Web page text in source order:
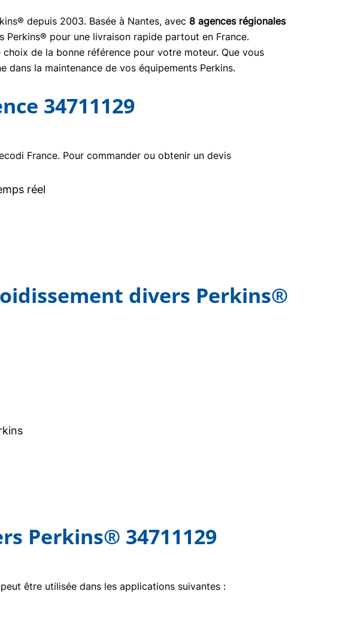
depuis 2003. Basée à Nantes, avec 8 agences régionales
pour une livraison rapide partout en France.
de la bonne référence pour votre moteur. Que vous
dans la maintenance de vos équipements Perkins.
34711129
France. Pour commander ou obtenir un devis
réel
divers Perkins®
Perkins® 34711129
peut être utilisée dans les applications suivantes :